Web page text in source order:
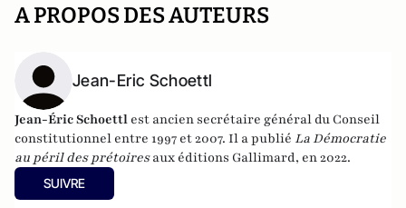
A PROPOS DES AUTEURS
Jean-Eric Schoettl
Jean-Éric Schoettl est ancien secrétaire général du Conseil
constitutionnel entre 1997 et 2007. Il a publié La Démocratie
au péril des prétoiresaux éditions Gallimard, en 2022.
SUIVRE